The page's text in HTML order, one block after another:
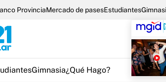
ProvinciaMercado de pasesEstudiantes
Gimnasia¿Qué Hago?